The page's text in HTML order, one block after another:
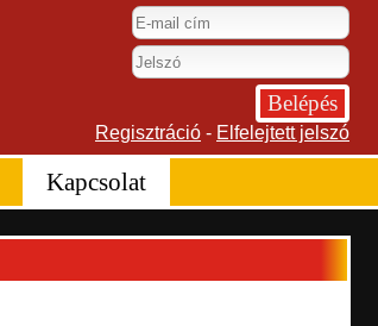
Regisztráció - Elfelejtett jelszó
Kapcsolat